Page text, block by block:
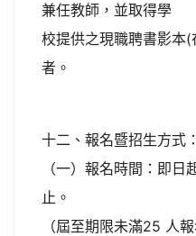
兼任教師，並取得學
校提供之現職聘書影本
者。
十二、報名暨招生方式：
（一）報名時間：即日
止。
（屆至期限未滿25 人